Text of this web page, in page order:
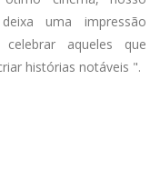
uma impressão
aqueles que
histórias notáveis ".